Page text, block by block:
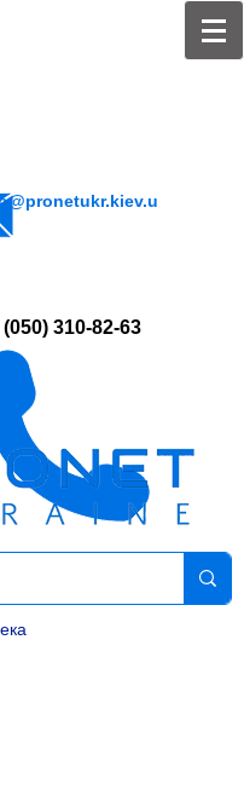
(050) 310-82-63